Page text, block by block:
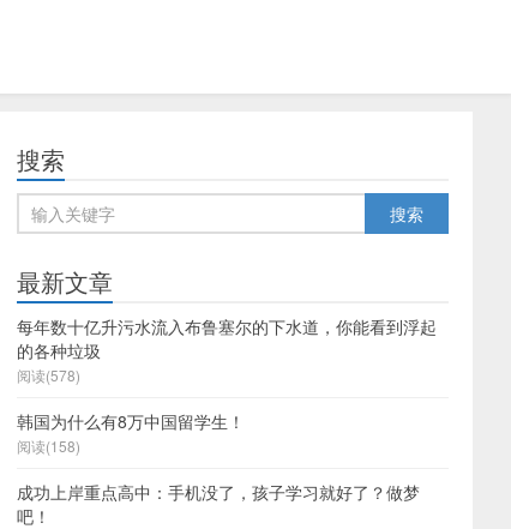
搜索
最新文章
每年数十亿升污水流入布鲁塞尔的下水道，你能看到浮起
的各种垃圾
阅读(578)
韩国为什么有8万中国留学生！
阅读(158)
成功上岸重点高中：手机没了，孩子学习就好了？做梦
吧！